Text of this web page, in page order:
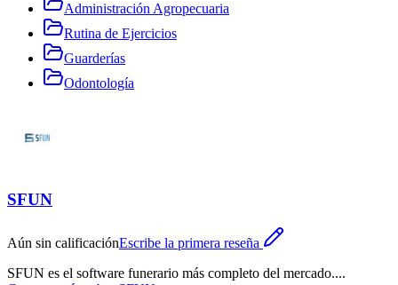
Administración Agropecuaria
Rutina de Ejercicios
Guarderías
Odontología
SFUN
Aún sin calificaciónEscribe la primera reseña
SFUN es el software funerario más completo del mercado....